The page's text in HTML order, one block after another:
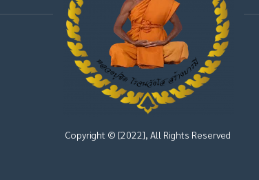
Copyright © [2022], All Rights Reserved